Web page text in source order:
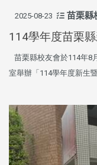
2025-08-23 苗栗縣
114學年度苗栗
苗栗縣校友會於114年8
室舉辦「114學年度新生